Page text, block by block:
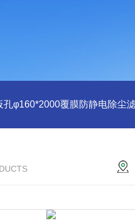
孔φ160*2000覆膜防静电除尘